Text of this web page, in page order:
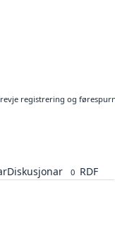
registrering og
Diskusjonar 0 RDF